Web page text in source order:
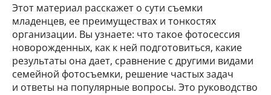
Этот материал расскажет о сути съемки
младенцев, ее преимуществах и тонкостях
организации. Вы узнаете: что такое фотосессия
новорожденных, как к ней подготовиться, какие
результаты она дает, сравнение с другими видами
семейной фотосъемки, решение частых задач
и ответы на популярные вопросы. Это руководство